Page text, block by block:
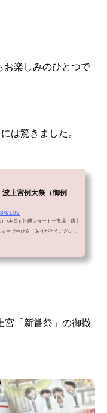
お楽しみのひとつで
は驚きました。
上宮例大祭（御例
9109
♪本日も沖縄ジョートー市場・店主
ーでーびる（ありがとうございま
狭（わかさ）の海岸に突き出た断
宮「新嘗祭」の御撤